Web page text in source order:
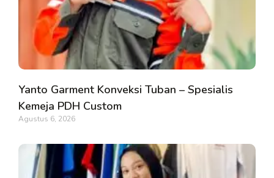
Yanto Garment Konveksi Tuban – Spesialis
Kemeja PDH Custom
Agustus 6, 2026